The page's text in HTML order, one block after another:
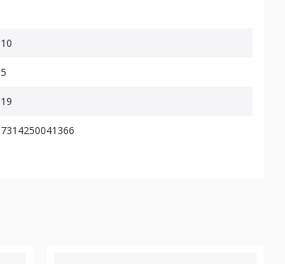
10
5
19
7314250041366